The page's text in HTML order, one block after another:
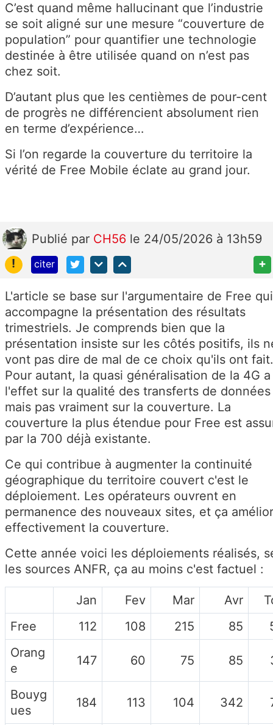
C’est quand même hallucinant que l’industrie
se soit aligné sur une mesure “couverture de
population” pour quantifier une technologie
destinée à être utilisée quand on n’est pas
chez soit.
D’autant plus que les centièmes de pour-cent
de progrès ne différencient absolument rien
en terme d’expérience…
Si l’on regarde la couverture du territoire la
vérité de Free Mobile éclate au grand jour.
Publié par CH56 le 24/05/2026 à 13h59
!
citer +
L'article se base sur l'argumentaire de Free qui
accompagne la présentation des résultats
trimestriels. Je comprends bien que la
présentation insiste sur les côtés positifs, ils
vont pas dire de mal de ce choix qu'ils ont
Pour autant, la quasi généralisation de la 4G
l'effet sur la qualité des transferts de données
mais pas vraiment sur la couverture. La
couverture la plus étendue pour Free est
par la 700 déjà existante.
Ce qui contribue à augmenter la continuité
géographique du territoire couvert c'est le
déploiement. Les opérateurs ouvrent en
permanence des nouveaux sites, et ça
effectivement la couverture.
Cette année voici les déploiements réalisés,
les sources ANFR, ça au moins c'est factuel :
Jan Fev Mar Avr
Free
112 108 215 85
Orang
e
147 60 75 85
Bouyg
ues
184 113 104 342